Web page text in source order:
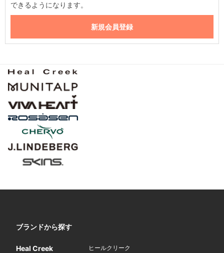
できるようになります。
ブランドから探す
Heal Creek ヒールクリーク